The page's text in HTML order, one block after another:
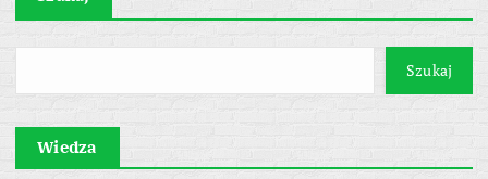
Szukaj
Wiedza